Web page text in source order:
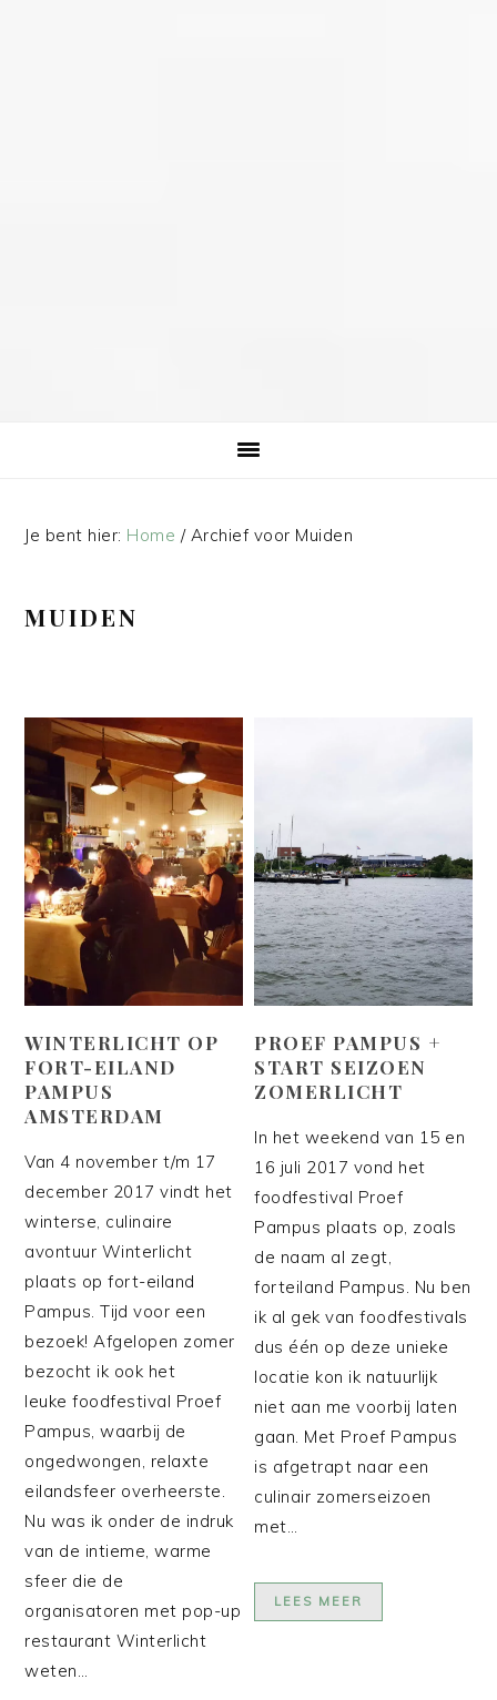
Je bent hier: Home /Archief voor Muiden
MUIDEN
WINTERLICHT OP
FORT-EILAND
PAMPUS
AMSTERDAM
Van 4 november t/m 17
december 2017 vindt het
winterse, culinaire
avontuur Winterlicht
plaats op fort-eiland
Pampus. Tijd voor een
bezoek! Afgelopen zomer
bezocht ik ook het
leuke foodfestival Proef
Pampus, waarbij de
ongedwongen, relaxte
eilandsfeer overheerste.
Nu was ik onder de indruk
van de intieme, warme
sfeer die de
organisatoren met pop-up
restaurant Winterlicht
weten…
PROEF PAMPUS +
START SEIZOEN
ZOMERLICHT
In het weekend van 15 en
16 juli 2017 vond het
foodfestival Proef
Pampus plaats op, zoals
de naam al zegt,
forteiland Pampus. Nu ben
ik al gek van foodfestivals
dus één op deze unieke
locatie kon ik natuurlijk
niet aan me voorbij laten
gaan. Met Proef Pampus
is afgetrapt naar een
culinair zomerseizoen
met…
LEES MEER